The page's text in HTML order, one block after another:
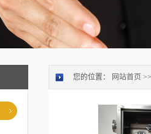
您的位置： 网站首页